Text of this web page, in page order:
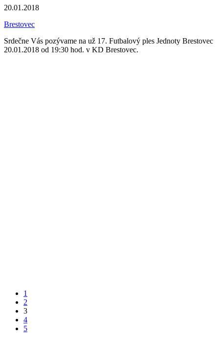
20.01.2018
Brestovec
Srdečne Vás pozývame na už 17. Futbalový ples Jednoty Brestovec
20.01.2018 od 19:30 hod. v KD Brestovec.
1
2
3
4
5